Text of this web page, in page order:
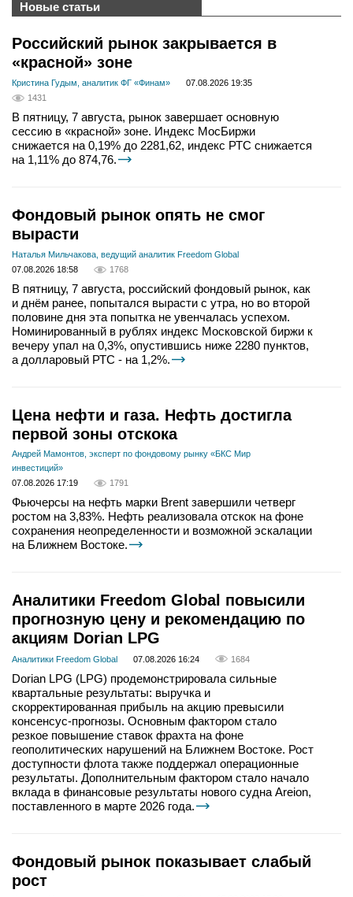
Новые статьи
Российский рынок закрывается в
«красной» зоне
Кристина Гудым, аналитик ФГ «Финам»
07.08.2026 19:35
1431
В пятницу, 7 августа, рынок завершает основную
сессию в «красной» зоне. Индекс МосБиржи
снижается на 0,19% до 2281,62, индекс РТС снижается
на 1,11% до 874,76.
Фондовый рынок опять не смог
вырасти
Наталья Мильчакова, ведущий аналитик Freedom Global
07.08.2026 18:58
1768
В пятницу, 7 августа, российский фондовый рынок, как
и днём ранее, попытался вырасти с утра, но во второй
половине дня эта попытка не увенчалась успехом.
Номинированный в рублях индекс Московской биржи к
вечеру упал на 0,3%, опустившись ниже 2280 пунктов,
а долларовый РТС - на 1,2%.
Цена нефти и газа. Нефть достигла
первой зоны отскока
Андрей Мамонтов, эксперт по фондовому рынку «БКС Мир
инвестиций»
07.08.2026 17:19
1791
Фьючерсы на нефть марки Brent завершили четверг
ростом на 3,83%. Нефть реализовала отскок на фоне
сохранения неопределенности и возможной эскалации
на Ближнем Востоке.
Аналитики Freedom Global повысили
прогнозную цену и рекомендацию по
акциям Dorian LPG
Аналитики Freedom Global 07.08.2026 16:24 1684
Dorian LPG (LPG) продемонстрировала сильные
квартальные результаты: выручка и
скорректированная прибыль на акцию превысили
консенсус-прогнозы. Основным фактором стало
резкое повышение ставок фрахта на фоне
геополитических нарушений на Ближнем Востоке. Рост
доступности флота также поддержал операционные
результаты. Дополнительным фактором стало начало
вклада в финансовые результаты нового судна Areion,
поставленного в марте 2026 года.
Фондовый рынок показывает слабый
рост